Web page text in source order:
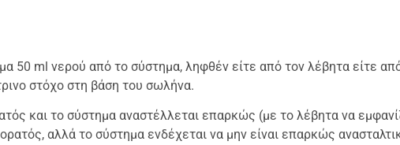
50 ml νερού από το σύστημα, ληφθέν είτε από τον λέβητα είτε
στόχο στη βάση του σωλήνα.
και το σύστημα αναστέλλεται επαρκώς (με το λέβητα να
αλλά το σύστημα ενδέχεται να μην είναι επαρκώς